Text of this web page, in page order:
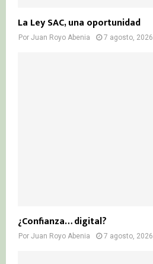
La Ley SAC, una oportunidad
Por Juan Royo Abenia 7 agosto, 2026
¿Confianza… digital?
Por Juan Royo Abenia 7 agosto, 2026